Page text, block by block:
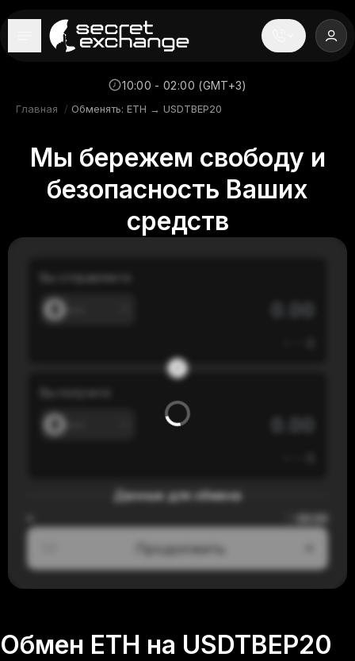
----
Новости
Репутация
Поддержка
10:00 - 02:00 (GMT+3)
Главная / Обменять: ETH → USDTBEP20
Мы бережем свободу и
безопасность Ваших
средств
Вы отправляете
Данные для обмена
Продолжить
Обмен ETH на USDTBEP20